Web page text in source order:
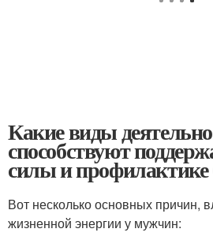
Какие виды
способствуют
силы и профилактике
Вот несколько основных причин,
жизненной энергии у мужчин: